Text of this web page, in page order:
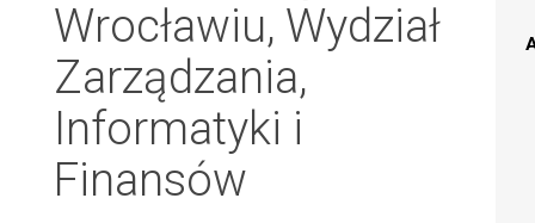
Wrocławiu, Wydział
Zarządzania,
Informatyki i
Finansów